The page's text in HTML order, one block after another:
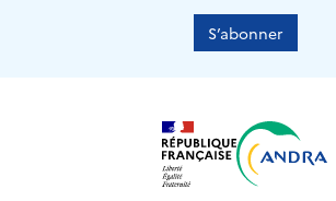
S’abonner